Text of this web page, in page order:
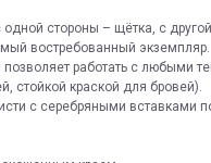
стороны – щётка, с
востребованный экземпляр.
работать с любыми
стойкой краской для бровей).
с серебряными вставками